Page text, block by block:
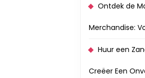
Ontdek de
Merchandise:
Huur een
Creëer Een